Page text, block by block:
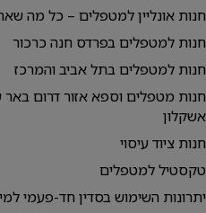
חנות אונליין למטפלים – כל מה
חנות למטפלים בפרדס חנה כרכור
חנות למטפלים בתל אביב והמרכז
חנות מטפלים וספא אזור דרום
אשקלון
חנות ציוד עיסוי
טקסטיל למטפלים
יתרונות השימוש בסדין חד-פעמי